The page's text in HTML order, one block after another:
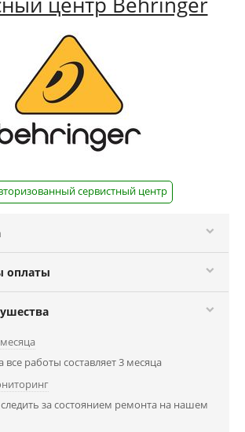
сервистный центр
оплаты
все работы составляет 3 месяца
за состоянием ремонта на нашем